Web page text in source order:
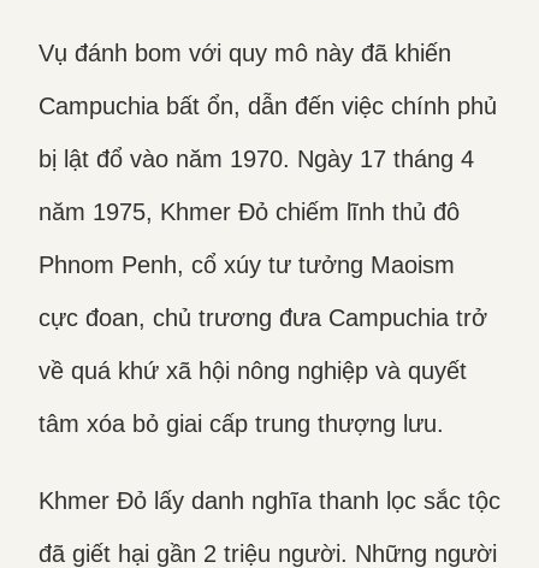
Vụ đánh bom với quy mô này đã khiến
Campuchia bất ổn, dẫn đến việc chính phủ
bị lật đổ vào năm 1970. Ngày 17 tháng 4
năm 1975, Khmer Đỏ chiếm lĩnh thủ đô
Phnom Penh, cổ xúy tư tưởng Maoism
cực đoan, chủ trương đưa Campuchia trở
về quá khứ xã hội nông nghiệp và quyết
tâm xóa bỏ giai cấp trung thượng lưu.
Khmer Đỏ lấy danh nghĩa thanh lọc sắc tộc
đã giết hại gần 2 triệu người. Những người